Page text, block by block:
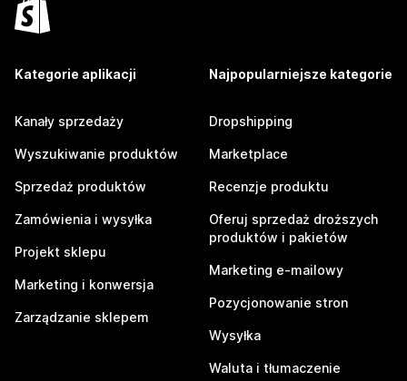
Kategorie aplikacji
Kanały sprzedaży
Wyszukiwanie produktów
Sprzedaż produktów
Zamówienia i wysyłka
Projekt sklepu
Marketing i konwersja
Zarządzanie sklepem
Najpopularniejsze kategorie
Dropshipping
Marketplace
Recenzje produktu
Oferuj sprzedaż droższych
produktów i pakietów
Marketing e-mailowy
Pozycjonowanie stron
Wysyłka
Waluta i tłumaczenie